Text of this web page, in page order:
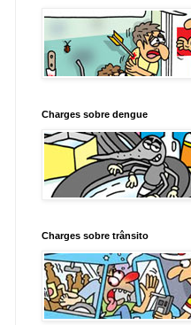
Charges sobre dengue
Charges sobre trânsito